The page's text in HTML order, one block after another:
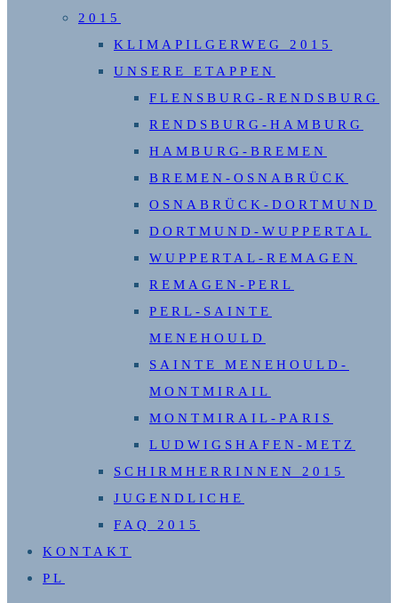
2015
KLIMAPILGERWEG 2015
UNSERE ETAPPEN
FLENSBURG-RENDSBURG
RENDSBURG-HAMBURG
HAMBURG-BREMEN
BREMEN-OSNABRÜCK
OSNABRÜCK-DORTMUND
DORTMUND-WUPPERTAL
WUPPERTAL-REMAGEN
REMAGEN-PERL
PERL-SAINTE
MENEHOULD
SAINTE MENEHOULD-
MONTMIRAIL
MONTMIRAIL-PARIS
LUDWIGSHAFEN-METZ
SCHIRMHERRINNEN 2015
JUGENDLICHE
FAQ 2015
KONTAKT
PL